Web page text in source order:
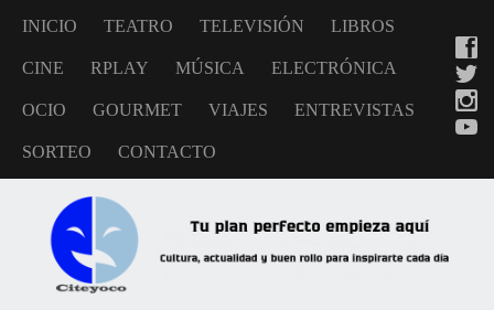
INICIO TEATRO TELEVISIÓN LIBROS
CINE RPLAY MÚSICA ELECTRÓNICA
OCIO GOURMET VIAJES ENTREVISTAS
SORTEO CONTACTO